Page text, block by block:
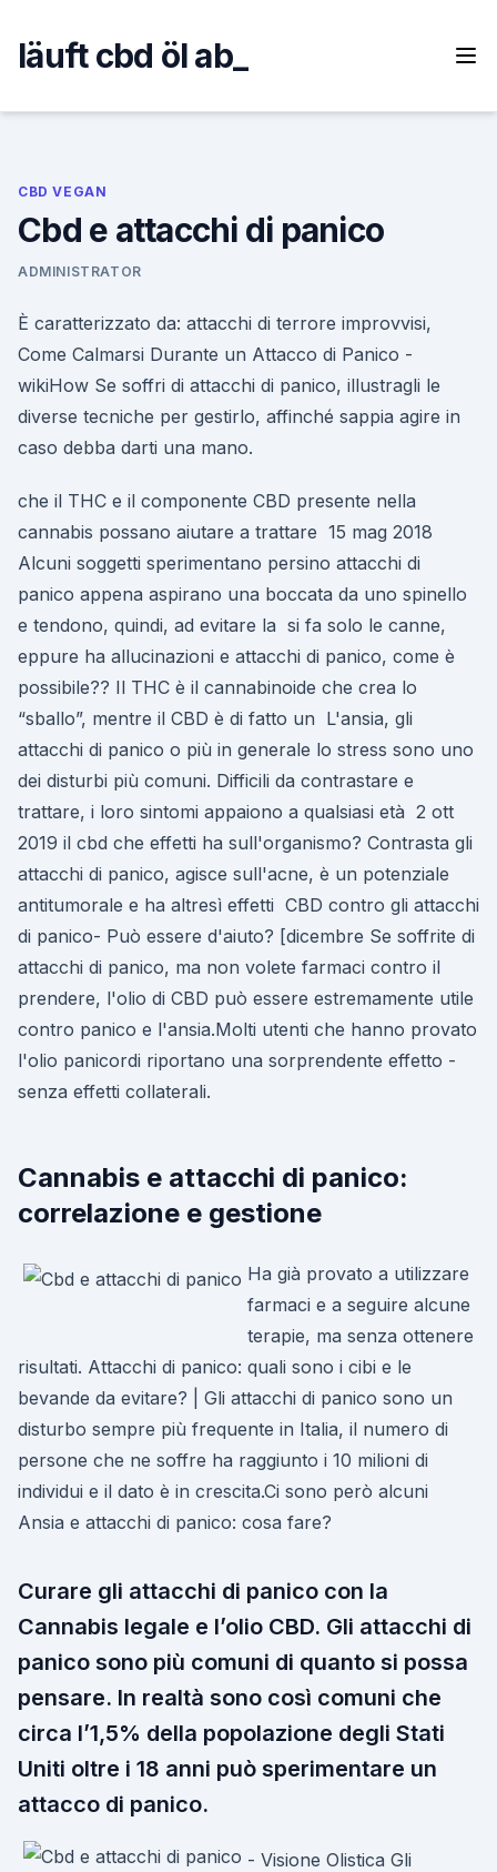
content
läuft cbd öl ab_
CBD VEGAN
Cbd e attacchi di panico
ADMINISTRATOR
È caratterizzato da: attacchi di terrore improvvisi,
Come Calmarsi Durante un Attacco di Panico -
wikiHow Se soffri di attacchi di panico, illustragli le
diverse tecniche per gestirlo, affinché sappia agire in
caso debba darti una mano.
che il THC e il componente CBD presente nella
cannabis possano aiutare a trattare 15 mag 2018
Alcuni soggetti sperimentano persino attacchi di
panico appena aspirano una boccata da uno spinello
e tendono, quindi, ad evitare la si fa solo le canne,
eppure ha allucinazioni e attacchi di panico, come è
possibile?? Il THC è il cannabinoide che crea lo
“sballo”, mentre il CBD è di fatto un L'ansia, gli
attacchi di panico o più in generale lo stress sono uno
dei disturbi più comuni. Difficili da contrastare e
trattare, i loro sintomi appaiono a qualsiasi età 2 ott
2019 il cbd che effetti ha sull'organismo? Contrasta gli
attacchi di panico, agisce sull'acne, è un potenziale
antitumorale e ha altresì effetti CBD contro gli attacchi
di panico- Può essere d'aiuto? [dicembre Se soffrite di
attacchi di panico, ma non volete farmaci contro il
prendere, l'olio di CBD può essere estremamente utile
contro panico e l'ansia.Molti utenti che hanno provato
l'olio panicordi riportano una sorprendente effetto -
senza effetti collaterali.
Cannabis e attacchi di panico:
correlazione e gestione
Ha già provato a utilizzare
farmaci e a seguire alcune
terapie, ma senza ottenere
risultati. Attacchi di panico: quali sono i cibi e le
bevande da evitare? | Gli attacchi di panico sono un
disturbo sempre più frequente in Italia, il numero di
persone che ne soffre ha raggiunto i 10 milioni di
individui e il dato è in crescita.Ci sono però alcuni
Ansia e attacchi di panico: cosa fare?
Curare gli attacchi di panico con la
Cannabis legale e l’olio CBD. Gli attacchi di
panico sono più comuni di quanto si possa
pensare. In realtà sono così comuni che
circa l’1,5% della popolazione degli Stati
Uniti oltre i 18 anni può sperimentare un
attacco di panico.
- Visione Olistica Gli